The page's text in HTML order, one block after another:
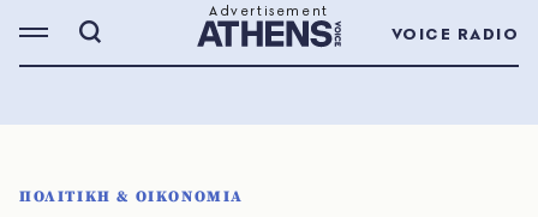
VOICE RADIO
ΠΟΛΙΤΙΚΗ & ΟΙΚΟΝΟΜΙΑ